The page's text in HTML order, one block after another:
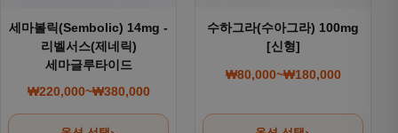
세마볼릭(Sembolic) 14mg -
리벨서스(제네릭)
세마글루타이드
₩220,000~₩380,000
가격 범위: ₩220,000~₩380,000
수하그라(수아그라) 100mg
[신형]
₩80,000~₩180,000
가격 범위: